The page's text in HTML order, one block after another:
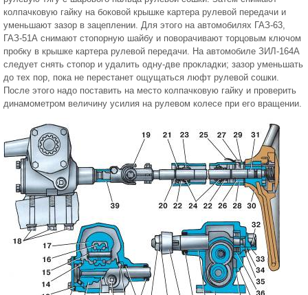
колпачковую гайку на боковой крышке картера рулевой передачи и
уменьшают зазор в зацеплении. Для этого на автомобилях ГАЗ-63,
ГАЗ-51А снимают стопорную шайбу и поворачивают торцовым ключом
пробку в крышке картера рулевой передачи. На автомобиле ЗИЛ-164А
следует снять стопор и удалить одну-две прокладки; зазор уменьшать
до тех пор, пока не перестанет ощущаться люфт рулевой сошки.
После этого надо поставить на место колпачковую гайку и проверить
динамометром величину усилия на рулевом колесе при его вращении.